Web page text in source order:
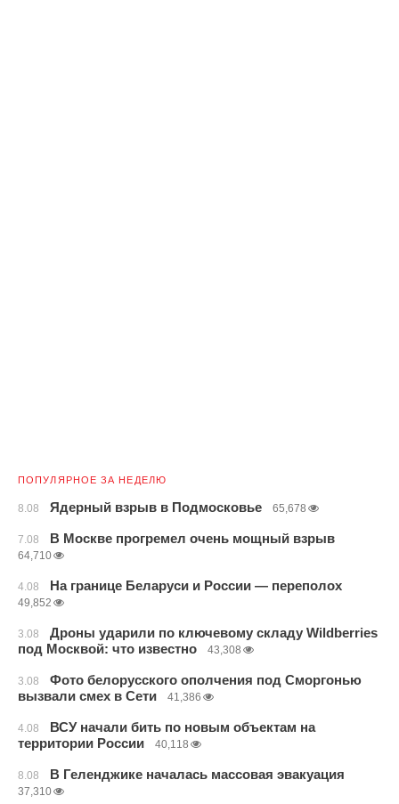
ПОПУЛЯРНОЕ ЗА НЕДЕЛЮ
8.08 Ядерный взрыв в Подмосковье 65,678
7.08 В Москве прогремел очень мощный взрыв
64,710
4.08 На границе Беларуси и России — переполох
49,852
3.08
Дроны ударили по ключевому складу Wildberries
под Москвой: что известно
43,308
3.08
Фото белорусского ополчения под Сморгонью
вызвали смех в Сети
41,386
4.08
ВСУ начали бить по новым объектам на
территории России
40,118
8.08 В Геленджике началась массовая эвакуация
37,310